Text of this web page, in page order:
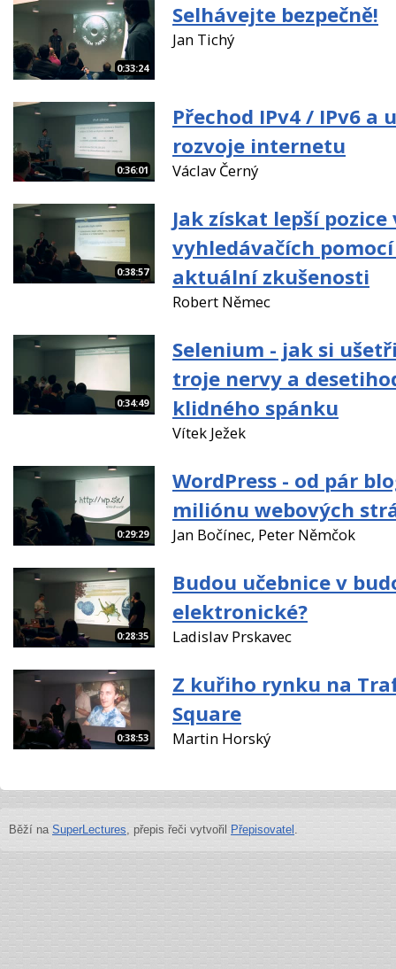
0:33:24
Selhávejte bezpečně!
Jan Tichý
0:36:01
Přechod IPv4 / IPv6 a
rozvoje internetu
Václav Černý
0:38:57
Jak získat lepší pozice
vyhledávačích pomocí
aktuální zkušenosti
Robert Němec
0:34:49
Selenium - jak si
troje nervy a
klidného spánku
Vítek Ježek
0:29:29
WordPress - od pár
miliónu webových
Jan Bočínec, Peter Němčok
0:28:35
Budou učebnice v
elektronické?
Ladislav Prskavec
0:38:53
Z kuřiho rynku na
Square
Martin Horský
Běží na SuperLectures, přepis řeči vytvořil Přepisovatel .